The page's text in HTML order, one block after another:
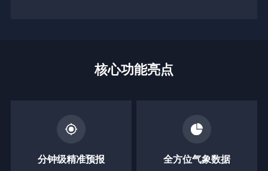
核心功能亮点
分钟级精准预报 全方位气象数据